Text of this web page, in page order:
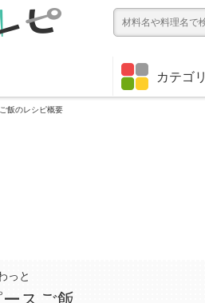
カテゴリ
飯のレシピ概要
っと